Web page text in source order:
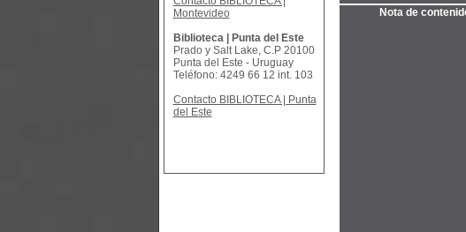
Nota de
Montevideo
Biblioteca | Punta del Este
Prado y Salt Lake, C.P 20100
Punta del Este - Uruguay
Teléfono: 4249 66 12 int. 103
Contacto BIBLIOTECA | Punta
del Este